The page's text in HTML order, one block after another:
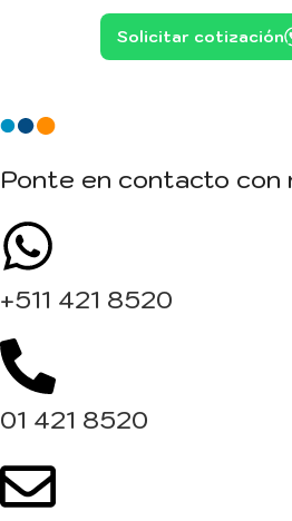
Solicitar cotización
Ponte en contacto con
+511 421 8520
01 421 8520